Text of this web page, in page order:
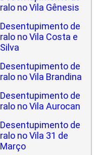
ralo no Vila Gênesis
Desentupimento de
ralo no Vila Costa e
Silva
Desentupimento de
ralo no Vila Brandina
Desentupimento de
ralo no Vila Aurocan
Desentupimento de
ralo no Vila 31 de
Março